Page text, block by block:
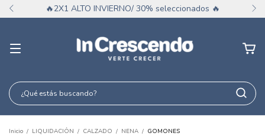
🔥2X1 ALTO INVIERNO/ 30% seleccionados 🔥
Inicio / LIQUIDACIÓN / CALZADO / NENA / GOMONES